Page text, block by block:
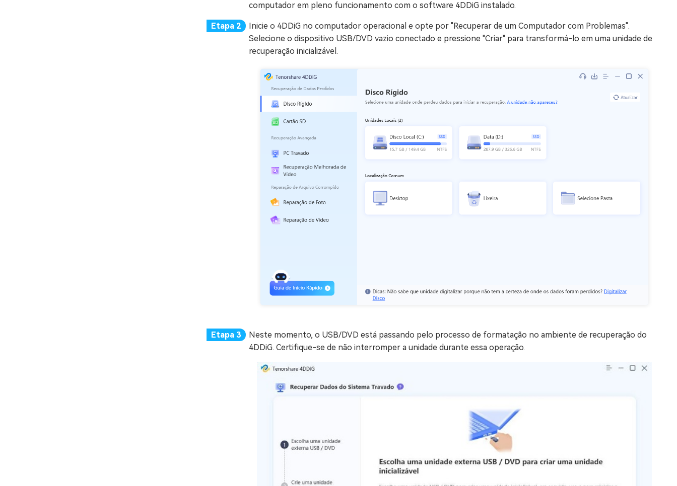
computador em pleno funcionamento com o software 4DDiG instalado.
Inicie o 4DDiG no computador operacional e opte por "Recuperar de um Computador com Problemas".
Selecione o dispositivo USB/DVD vazio conectado e pressione "Criar" para transformá-lo em uma unidade de
recuperação inicializável.
Neste momento, o USB/DVD está passando pelo processo de formatação no ambiente de recuperação do
4DDiG. Certifique-se de não interromper a unidade durante essa operação.